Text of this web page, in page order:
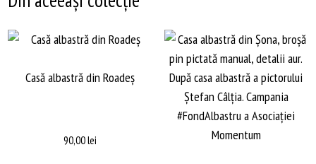
Casă albastră din Roadeş
90,00lei